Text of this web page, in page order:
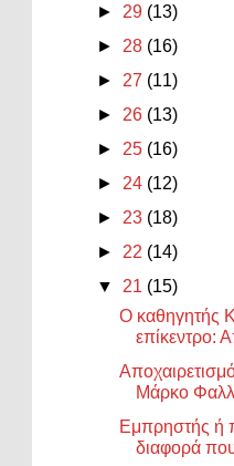
► 29 (13)
► 28 (16)
► 27 (11)
► 26 (13)
► 25 (16)
► 24 (12)
► 23 (18)
► 22 (14)
▼ 21 (15)
Ο καθηγητής
επίκεντρο:
Μάρκο
Εμπρηστής ή
διαφορά